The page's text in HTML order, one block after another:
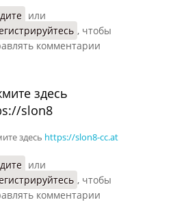
или
, чтобы
комментарии
здесь
slon8
здесь https://slon8-cc.at
или
, чтобы
комментарии